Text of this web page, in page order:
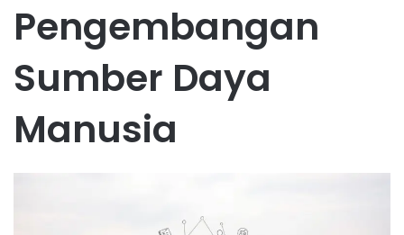
Pengembangan
Sumber Daya
Manusia